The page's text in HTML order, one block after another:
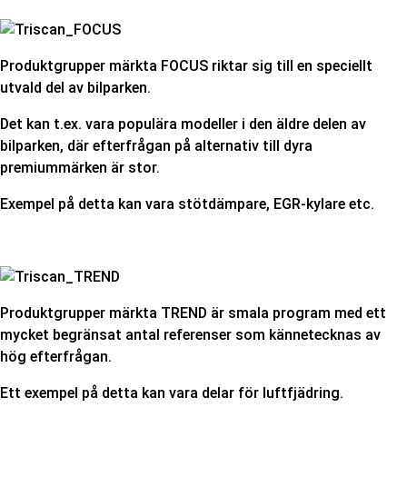
Produktgrupper märkta FOCUS riktar sig till en speciellt
utvald del av bilparken.
Det kan t.ex. vara populära modeller i den äldre delen av
bilparken, där efterfrågan på alternativ till dyra
premiummärken är stor.
Exempel på detta kan vara stötdämpare, EGR-kylare etc.
Produktgrupper märkta TREND är smala program med ett
mycket begränsat antal referenser som kännetecknas av
hög efterfrågan.
Ett exempel på detta kan vara delar för luftfjädring.